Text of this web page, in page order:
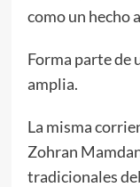
como un hecho
Forma parte de
amplia.
La misma
Zohran
tradicionales